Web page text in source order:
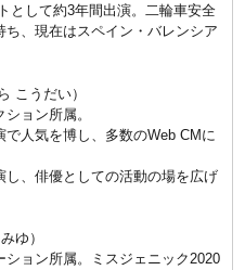
として約3年間出演。二輪車安全
ち、現在はスペイン・バレンシア
こうだい）
ョン所属。
で人気を博し、多数のWeb CMに
し、俳優としての活動の場を広げ
ゆ）
ション所属。ミスジェニック2020